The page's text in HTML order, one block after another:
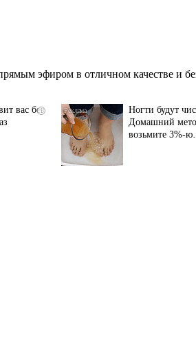
эфиром в отличном качестве и
i
вас без
Ногти будут
Домашний
возьмите 3%-